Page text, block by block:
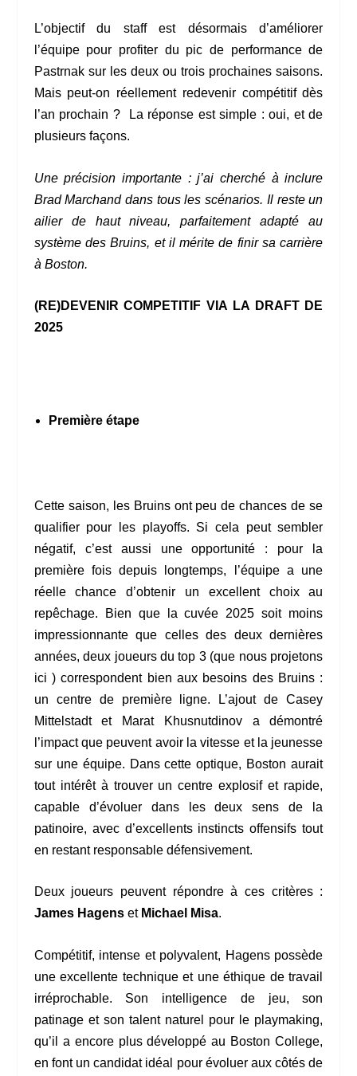
L’objectif du staff est désormais d’améliorer
l’équipe pour profiter du pic de performance de
Pastrnak sur les deux ou trois prochaines saisons.
Mais peut-on réellement redevenir compétitif dès
l’an prochain ? La réponse est simple : oui, et de
plusieurs façons.
Une précision importante : j’ai cherché à inclure
Brad Marchand dans tous les scénarios. Il reste un
ailier de haut niveau, parfaitement adapté au
système des Bruins, et il mérite de finir sa carrière
à Boston.
(RE)DEVENIR COMPETITIF VIA LA DRAFT DE
2025
Première étape
Cette saison, les Bruins ont peu de chances de se
qualifier pour les playoffs. Si cela peut sembler
négatif, c’est aussi une opportunité : pour la
première fois depuis longtemps, l’équipe a une
réelle chance d’obtenir un excellent choix au
repêchage. Bien que la cuvée 2025 soit moins
impressionnante que celles des deux dernières
années, deux joueurs du top 3 (que nous projetons
ici ) correspondent bien aux besoins des Bruins :
un centre de première ligne. L’ajout de Casey
Mittelstadt et Marat Khusnutdinov a démontré
l’impact que peuvent avoir la vitesse et la jeunesse
sur une équipe. Dans cette optique, Boston aurait
tout intérêt à trouver un centre explosif et rapide,
capable d’évoluer dans les deux sens de la
patinoire, avec d’excellents instincts offensifs tout
en restant responsable défensivement.
Deux joueurs peuvent répondre à ces critères :
James Hagens et Michael Misa.
Compétitif, intense et polyvalent, Hagens possède
une excellente technique et une éthique de travail
irréprochable. Son intelligence de jeu, son
patinage et son talent naturel pour le playmaking,
qu’il a encore plus développé au Boston College,
en font un candidat idéal pour évoluer aux côtés de